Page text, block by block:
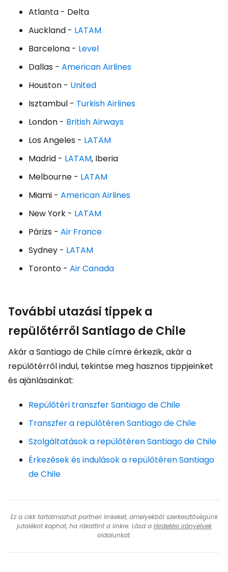
Atlanta - Delta
Auckland - LATAM
Barcelona - Level
Dallas - American Airlines
Houston - United
Isztambul - Turkish Airlines
London - British Airways
Los Angeles - LATAM
Madrid - LATAM, Iberia
Melbourne - LATAM
Miami - American Airlines
New York - LATAM
Párizs - Air France
Sydney - LATAM
Toronto - Air Canada
További utazási tippek a
repülőtérről Santiago de Chile
Akár a Santiago de Chile címre érkezik, akár a
repülőtérről indul, tekintse meg hasznos tippjeinket
és ajánlásainkat:
Repülőtéri transzfer Santiago de Chile
Transzfer a repülőtéren Santiago de Chile
Szolgáltatások a repülőtéren Santiago de Chile
Érkezések és indulások a repülőtéren Santiago
de Chile
Ez a cikk tartalmazhat partneri linkeket, amelyekből szerkesztőségünk
jutalékot kaphat, ha rákattint a linkre. Lásd a Hirdetési irányelvek
oldalunkat.